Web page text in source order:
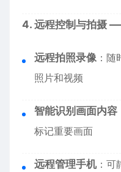
4. 远程控制与拍摄
远程拍照录像：随
照片和视频
智能识别画面内容
标记重要画面
远程管理手机：可